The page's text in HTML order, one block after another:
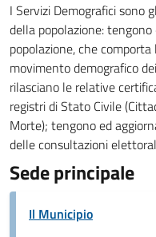
I Servizi Demografici sono
della popolazione:
popolazione, che
movimento demografico
rilasciano le relative
registri di Stato Civile
Morte); tengono ed
delle consultazioni
Sede principale
Il Municipio